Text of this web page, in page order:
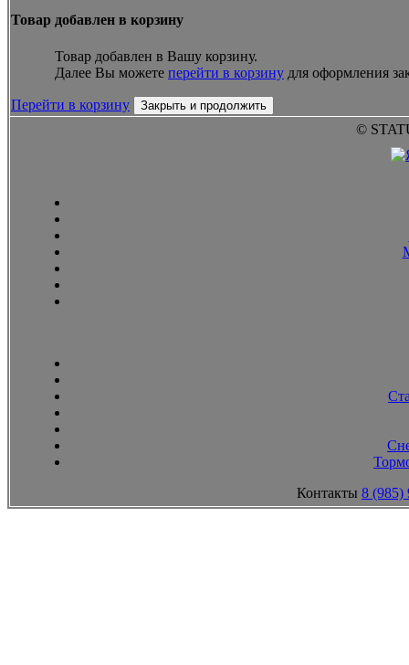
Товар добавлен в корзину
Товар добавлен в Вашу корзину.
Далее Вы можете перейти в корзину для оформления
Перейти в корзину Закрыть и продолжить
©
Контакты 8 (985)